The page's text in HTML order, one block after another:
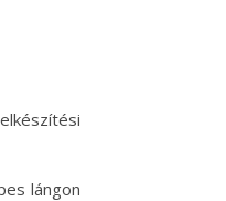
lángon